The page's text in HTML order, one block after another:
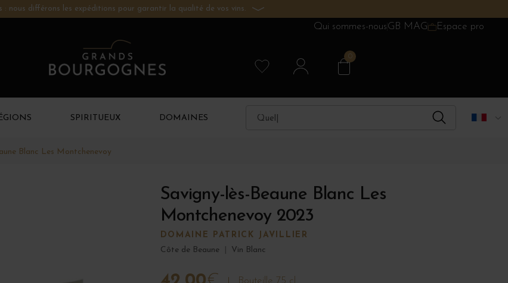
: nous différons les expéditions pour garantir la qualité de vos vins.
Qui sommes-nousGB MAG Espace pro
0
SPIRITUEUX DOMAINES
Blanc Les Montchenevoy
Savigny-lès-Beaune Blanc Les
Montchenevoy 2023
DOMAINE PATRICK JAVILLIER
Côte de Beaune
Vin Blanc
Bouteille 75 cl